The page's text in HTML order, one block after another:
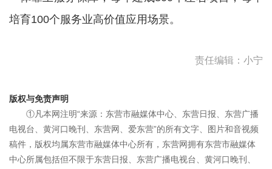
培育100个服务业高价值应用场景。
责任编辑：小宁
版权与免责声明
①凡本网注明“来源：东营市融媒体中心、东营日报、东营广播
电视台、黄河口晚刊、东营网、爱东营”的所有文字、图片和音视频
稿件，版权均属东营市融媒体中心所有，东营网拥有东营市融媒体
中心所属包括但不限于东营日报、东营广播电视台、黄河口晚刊、